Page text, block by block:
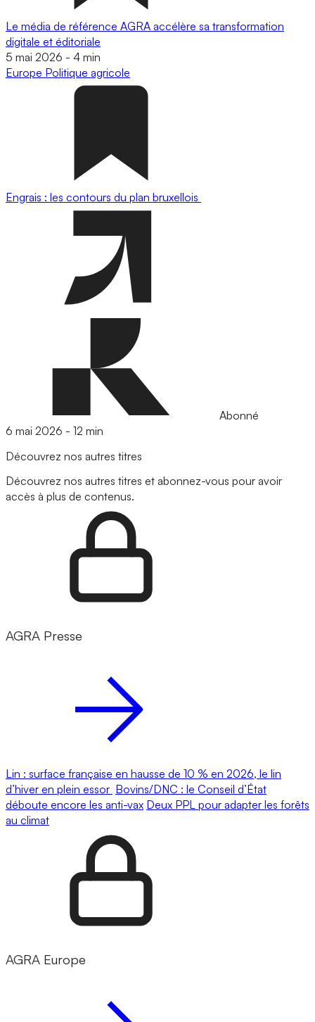
Le média de référence AGRA accélère sa transformation
digitale et éditoriale
5 mai 2026 - 4 min
Europe Politique agricole
Engrais : les contours du plan bruxellois
Abonné
6 mai 2026 - 12 min
Découvrez nos autres titres
Découvrez nos autres titres et abonnez-vous pour avoir
accès à plus de contenus.
AGRA Presse
Lin : surface française en hausse de 10 % en 2026, le lin
d’hiver en plein essor Bovins/DNC : le Conseil d’État
déboute encore les anti-vax Deux PPL pour adapter les forêts
au climat
AGRA Europe